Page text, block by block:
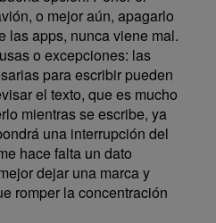
o mejor aún, apagarlo
las apps, nunca viene mal.
o excepciones: las
para escribir pueden
el texto, que es mucho
mientras se escribe, ya
una interrupción del
hace falta un dato
dejar una marca y
romper la concentración